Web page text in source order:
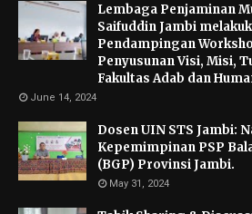
Lembaga Penjaminan
Saifuddin Jambi
Pendampingan
Penyusunan Visi, Misi,
Fakultas Adab dan
June 14, 2024
Dosen UIN STS Jambi:
Kepemimpinan PSP
(BGP) Provinsi Jambi.
May 31, 2024